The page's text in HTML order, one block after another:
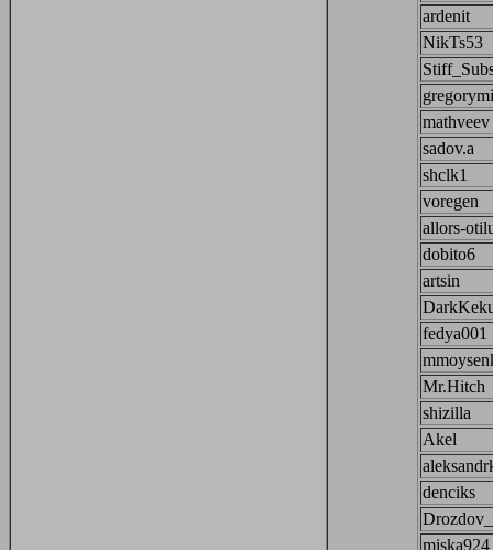
ardenit
NikTs53
mathveev
sadov.a
shclk1
voregen
allors-
dobito6
artsin
fedya001
Mr.Hitch
shizilla
Akel
denciks
miska924